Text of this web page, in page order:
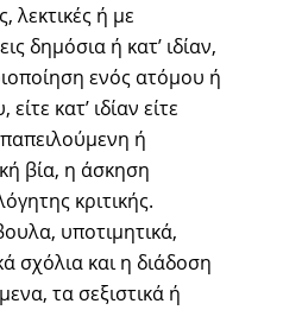
λεκτικές ή με
δημόσια ή κατ’ ιδίαν,
ενός ατόμου ή
κατ’ ιδίαν είτε
ή
βία, η άσκηση
κριτικής.
υποτιμητικά,
σχόλια και η διάδοση
τα σεξιστικά ή